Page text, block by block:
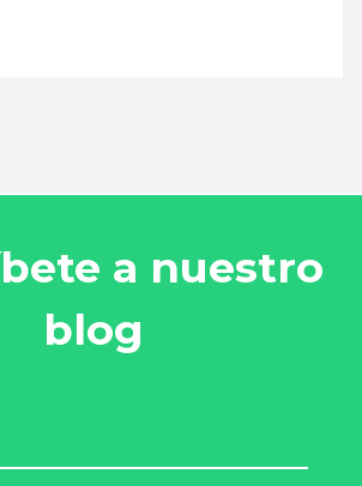
a nuestro
blog